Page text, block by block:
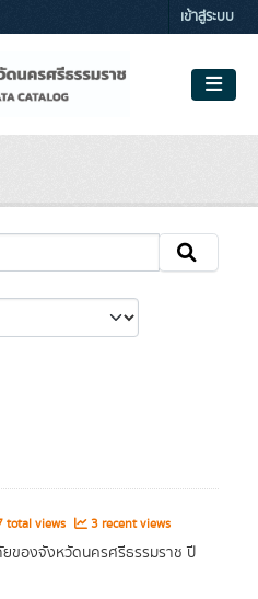
เข้าสู่ระบบ
total views 3 recent views
ของจังหวัดนครศรีธรรมราช ปี